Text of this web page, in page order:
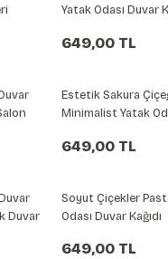
Yatak Odası Duvar
649,00 TL
Estetik Sakura
Minimalist Yatak
649,00 TL
Duvar
Soyut Çiçekler
Odası Duvar Kağıdı
649,00 TL